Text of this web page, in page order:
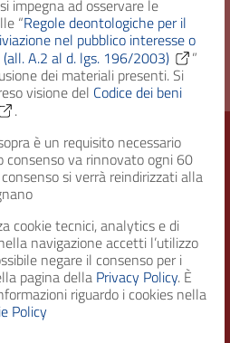
impegna ad osservare le
“Regole deontologiche per il
nel pubblico interesse o
A.2 al d. lgs. 196/2003)
”
dei materiali presenti. Si
visione del Codice dei beni
.
è un requisito necessario
consenso va rinnovato ogni 60
si verrà reindirizzati alla
cookie tecnici, analytics e di
navigazione accetti l’utilizzo
negare il consenso per i
pagina della Privacy Policy. È
riguardo i cookies nella
Policy
Uso pubblico
– Archivio Storico